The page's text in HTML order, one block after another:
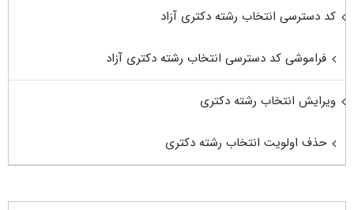
کد دسترسی انتخاب رشته دکتری آزاد
فراموشی کد دسترسی انتخاب رشته دکتری آزاد
ویرایش انتخاب رشته دکتری
حذف اولویت انتخاب رشته دکتری